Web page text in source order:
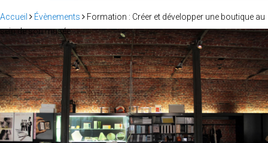
Accueil Évènements
Formation : Créer et développer une boutique au
sein de son musée